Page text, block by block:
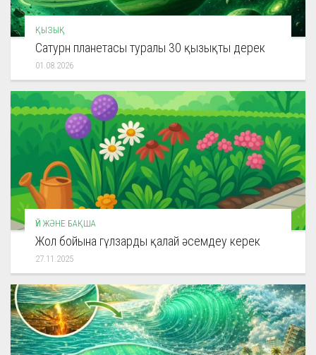
ҚЫЗЫҚ
Сатурн планетасы туралы 30 қызықты дерек
01.08.2026
ҮЙ ЖӘНЕ БАҚША
Жол бойына гүлзарды қалай әсемдеу керек
27.11.2025